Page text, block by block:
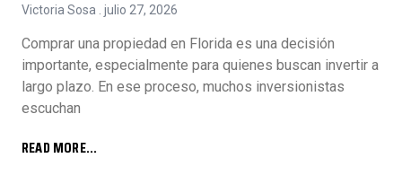
Victoria Sosa julio 27, 2026
Comprar una propiedad en Florida es una decisión
importante, especialmente para quienes buscan invertir a
largo plazo. En ese proceso, muchos inversionistas
escuchan
READ MORE...